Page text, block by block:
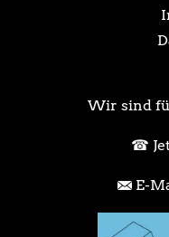
Wir sind
E-